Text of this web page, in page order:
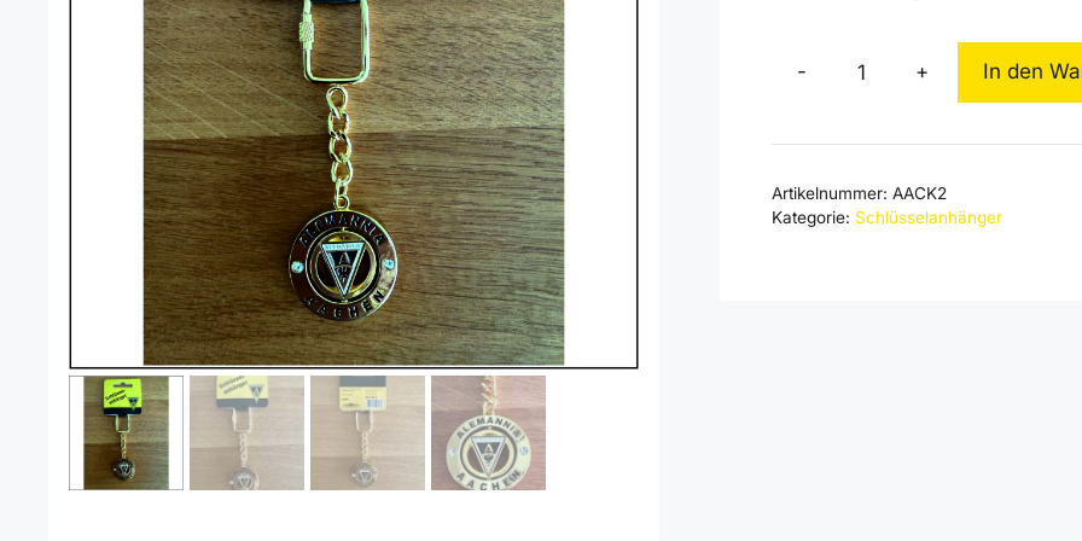
-
Alemannia
Coin
+ In den
Artikelnummer: AACK2
Kategorie: Schlüsselanhänger